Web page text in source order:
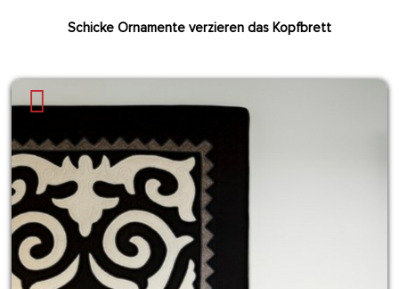
Schicke Ornamente verzieren das Kopfbrett